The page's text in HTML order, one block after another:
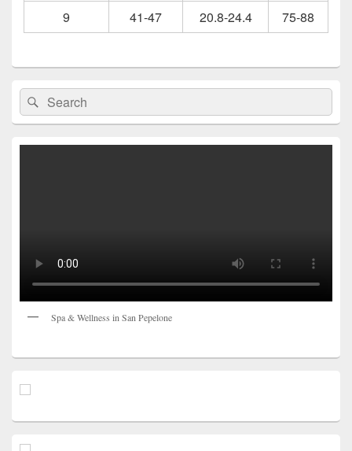
9
41-47 20.8-24.4 75-88
Primärer
Seitenleisten-
Widgetbereich
Suchen
nach:
Suchen
Spa & Wellness in San Pepelone